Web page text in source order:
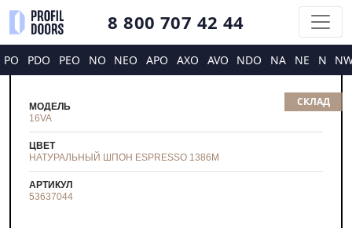
8 800 707 42 44
PO PDO PEO NO NEO APO AXO AVO NDO NA NE N
СКЛАД
МОДЕЛЬ
16VA
ЦВЕТ
НАТУРАЛЬНЫЙ ШПОН ESPRESSO 1386M
АРТИКУЛ
53637044